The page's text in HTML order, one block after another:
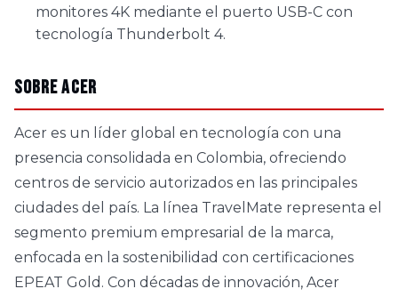
monitores 4K mediante el puerto USB-C con
tecnología Thunderbolt 4.
Sobre Acer
Acer es un líder global en tecnología con una
presencia consolidada en Colombia, ofreciendo
centros de servicio autorizados en las principales
ciudades del país. La línea TravelMate representa el
segmento premium empresarial de la marca,
enfocada en la sostenibilidad con certificaciones
EPEAT Gold. Con décadas de innovación, Acer